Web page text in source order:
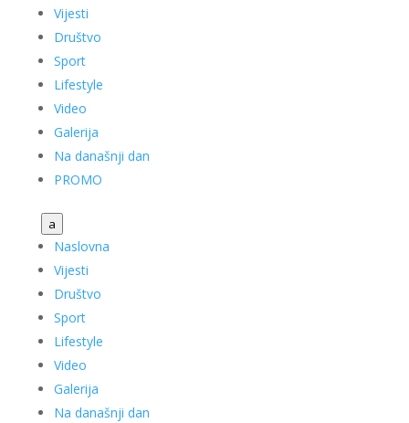
Vijesti
Društvo
Sport
Lifestyle
Video
Galerija
Na današnji dan
PROMO
a
Naslovna
Vijesti
Društvo
Sport
Lifestyle
Video
Galerija
Na današnji dan